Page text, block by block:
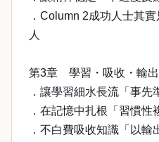
．Column 2成功人士其
人
第3章 學習・吸收・輸出
．讓學習細水長流「事先
．在記憶中扎根「習慣性
．不白費吸收知識「以輸